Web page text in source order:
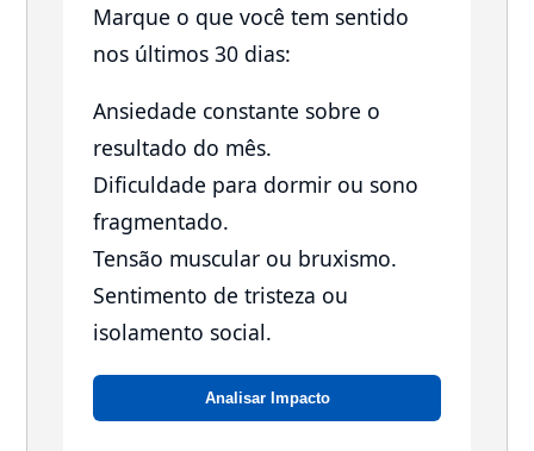
Marque o que você tem sentido
nos últimos 30 dias:
Ansiedade constante sobre o
resultado do mês.
Dificuldade para dormir ou sono
fragmentado.
Tensão muscular ou bruxismo.
Sentimento de tristeza ou
isolamento social.
Analisar Impacto